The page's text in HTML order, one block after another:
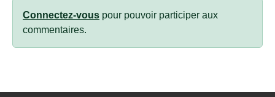
Connectez-vous pour pouvoir participer aux
commentaires.